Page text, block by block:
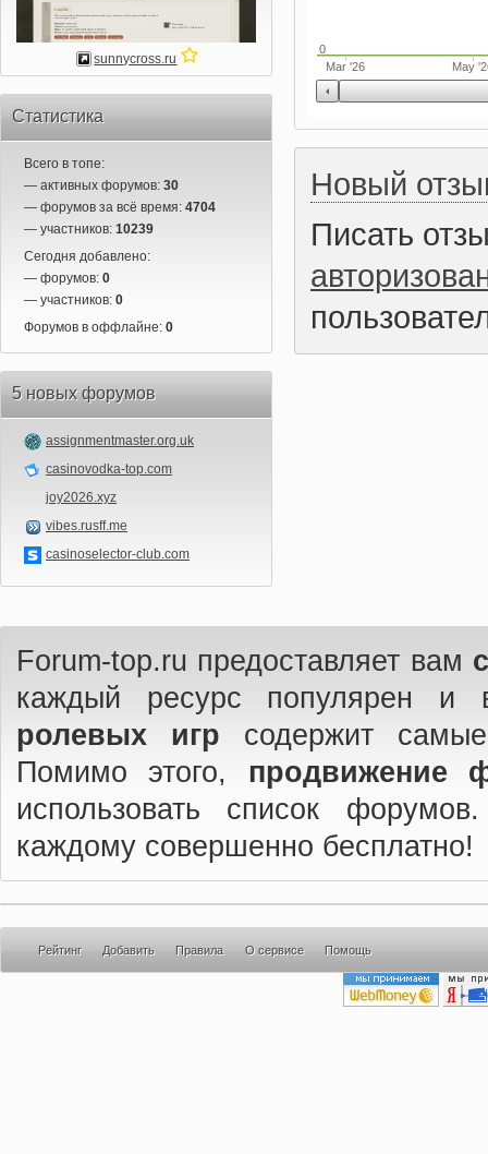
sunnycross.ru
Статистика
Всего в топе:
— активных форумов: 30
— форумов за всё время: 4704
— участников: 10239
Сегодня добавлено:
— форумов: 0
— участников: 0
Форумов в оффлайне: 0
5 новых форумов
assignmentmaster.org.uk
casinovodka-top.com
joy2026.xyz
vibes.rusff.me
casinoselector-club.com
Mar '26 May
0
Новый
Писать
Forum-top.ru предоставляет вам
каждый ресурс популярен
ролевых игр содержит
Помимо этого, продвижение
использовать список
каждому совершенно бесплатно!
Рейтинг Добавить Правила О сервисе Помощь